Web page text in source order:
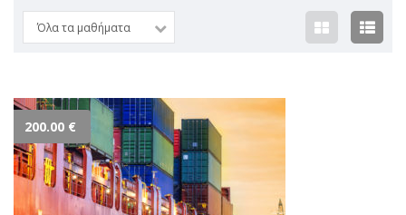
Όλα τα μαθήματα
200.00 €